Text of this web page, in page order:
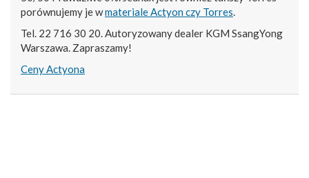
porównujemy je wmateriale Actyon czy Torres.
Tel. 22 716 30 20. Autoryzowany dealer KGM SsangYong
Warszawa. Zapraszamy!
Ceny Actyona